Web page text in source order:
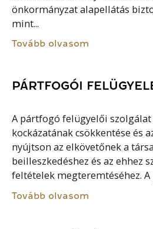
önkormányzat alapellátás
mint...
Tovább olvasom
PÁRTFOGÓI
A pártfogó felügyelői
kockázatának csökkentése és
nyújtson az elkövetőnek a
beilleszkedéshez és az ehhez
feltételek megteremtéséhez.
Tovább olvasom